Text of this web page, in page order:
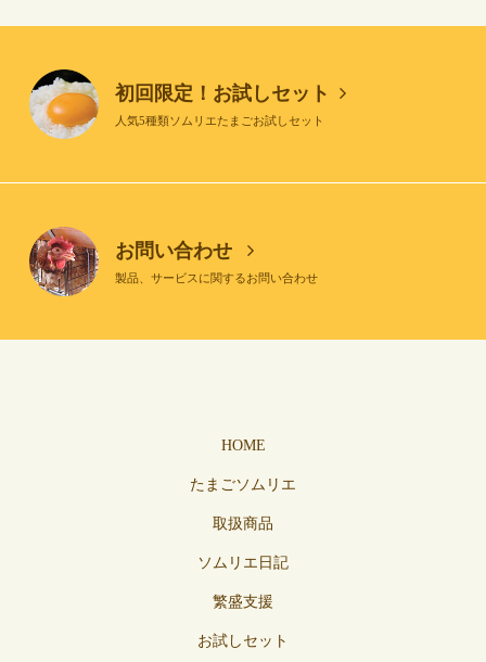
初回限定！お試しセット
人気5種類ソムリエたまごお試しセット
お問い合わせ
製品、サービスに関するお問い合わせ
HOME
たまごソムリエ
取扱商品
ソムリエ日記
繁盛支援
お試しセット